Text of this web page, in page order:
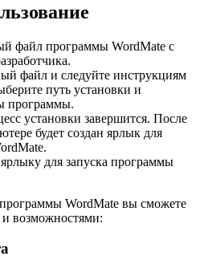
файл программы WordMate с
файл и следуйте инструкциям
путь установки и
программы.
установки завершится. После
будет создан ярлык для
для запуска программы
WordMate вы сможете
и возможностями: